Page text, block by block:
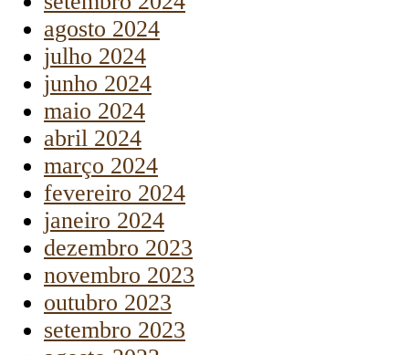
agosto 2024
julho 2024
junho 2024
maio 2024
abril 2024
março 2024
fevereiro 2024
janeiro 2024
dezembro 2023
novembro 2023
outubro 2023
setembro 2023